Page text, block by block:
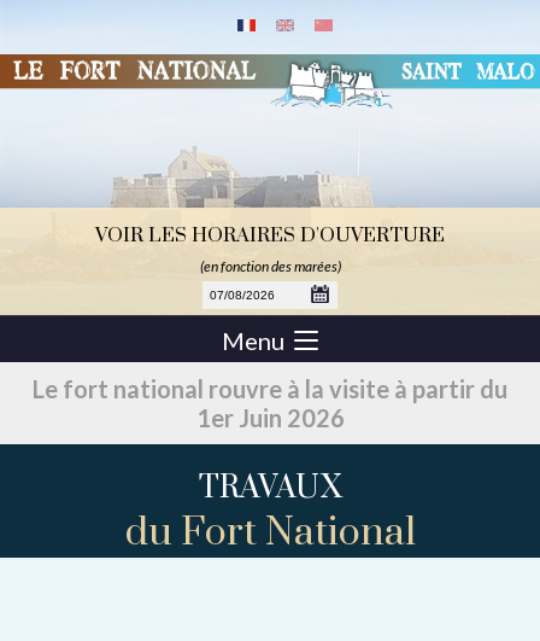
Menu
VOIR LES HORAIRES D'OUVERTURE
(en fonction des marées)
Le fort national rouvre à la visite à partir du
1er Juin 2026
TRAVAUX
du Fort National